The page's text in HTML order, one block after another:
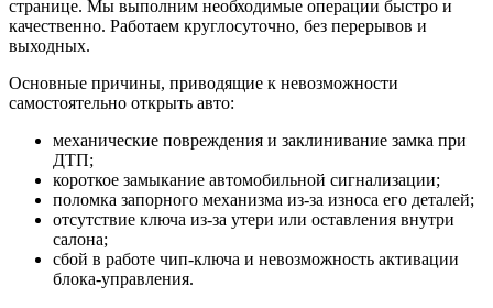
странице. Мы выполним необходимые операции быстро и
качественно. Работаем круглосуточно, без перерывов и
выходных.
Основные причины, приводящие к невозможности
самостоятельно открыть авто:
механические повреждения и заклинивание замка при
ДТП;
короткое замыкание автомобильной сигнализации;
поломка запорного механизма из-за износа его деталей;
отсутствие ключа из-за утери или оставления внутри
салона;
сбой в работе чип-ключа и невозможность активации
блока-управления.